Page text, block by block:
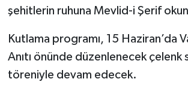
şehitlerin ruhuna Mevlid-i Şerif
Kutlama programı, 15 Haziran’da
Anıtı önünde düzenlenecek çelenk
töreniyle devam edecek.
SPOR
TEKNOLOJİ
YAŞAM